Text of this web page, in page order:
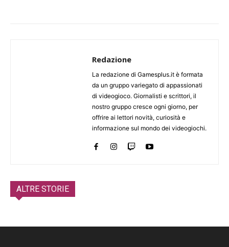
Redazione
La redazione di Gamesplus.it è formata
da un gruppo variegato di appassionati
di videogioco. Giornalisti e scrittori, il
nostro gruppo cresce ogni giorno, per
offrire ai lettori novità, curiosità e
informazione sul mondo dei videogiochi.
ALTRE STORIE